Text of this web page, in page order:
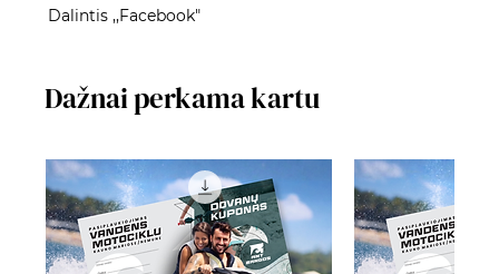
Dalintis ,,Facebook"
Dažnai perkama kartu